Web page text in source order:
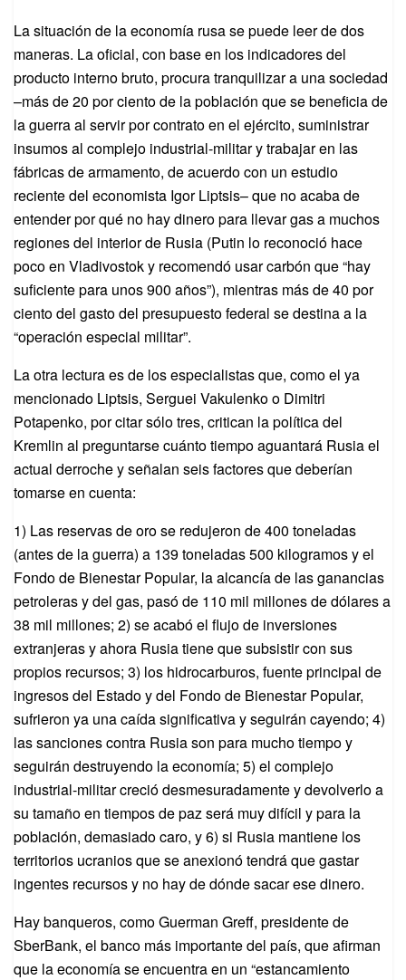
La situación de la economía rusa se puede leer de dos
maneras. La oficial, con base en los indicadores del
producto interno bruto, procura tranquilizar a una sociedad
–más de 20 por ciento de la población que se beneficia de
la guerra al servir por contrato en el ejército, suministrar
insumos al complejo industrial-militar y trabajar en las
fábricas de armamento, de acuerdo con un estudio
reciente del economista Igor Liptsis– que no acaba de
entender por qué no hay dinero para llevar gas a muchos
regiones del interior de Rusia (Putin lo reconoció hace
poco en Vladivostok y recomendó usar carbón que “hay
suficiente para unos 900 años”), mientras más de 40 por
ciento del gasto del presupuesto federal se destina a la
“operación especial militar”.
La otra lectura es de los especialistas que, como el ya
mencionado Liptsis, Serguei Vakulenko o Dimitri
Potapenko, por citar sólo tres, critican la política del
Kremlin al preguntarse cuánto tiempo aguantará Rusia el
actual derroche y señalan seis factores que deberían
tomarse en cuenta:
1) Las reservas de oro se redujeron de 400 toneladas
(antes de la guerra) a 139 toneladas 500 kilogramos y el
Fondo de Bienestar Popular, la alcancía de las ganancias
petroleras y del gas, pasó de 110 mil millones de dólares a
38 mil millones; 2) se acabó el flujo de inversiones
extranjeras y ahora Rusia tiene que subsistir con sus
propios recursos; 3) los hidrocarburos, fuente principal de
ingresos del Estado y del Fondo de Bienestar Popular,
sufrieron ya una caída significativa y seguirán cayendo; 4)
las sanciones contra Rusia son para mucho tiempo y
seguirán destruyendo la economía; 5) el complejo
industrial-militar creció desmesuradamente y devolverlo a
su tamaño en tiempos de paz será muy difícil y para la
población, demasiado caro, y 6) si Rusia mantiene los
territorios ucranios que se anexionó tendrá que gastar
ingentes recursos y no hay de dónde sacar ese dinero.
Hay banqueros, como Guerman Greff, presidente de
SberBank, el banco más importante del país, que afirman
que la economía se encuentra en un “estancamiento